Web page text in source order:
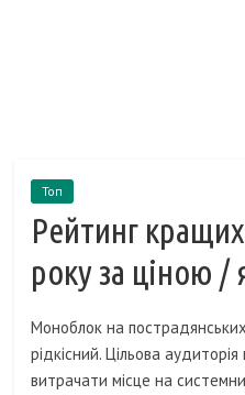
Топ
Рейтинг
року за ціною /
Моноблок на
рідкісний. Цільова
витрачати місце на